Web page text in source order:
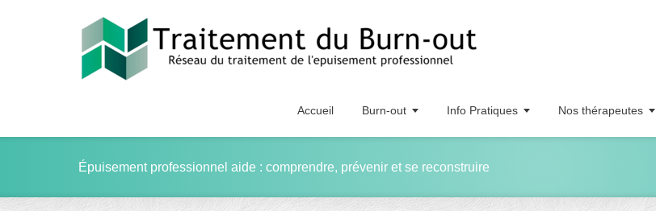
Accueil Burn-out Info Pratiques Nos thérapeutes
Épuisement professionnel aide : comprendre, prévenir et se reconstruire